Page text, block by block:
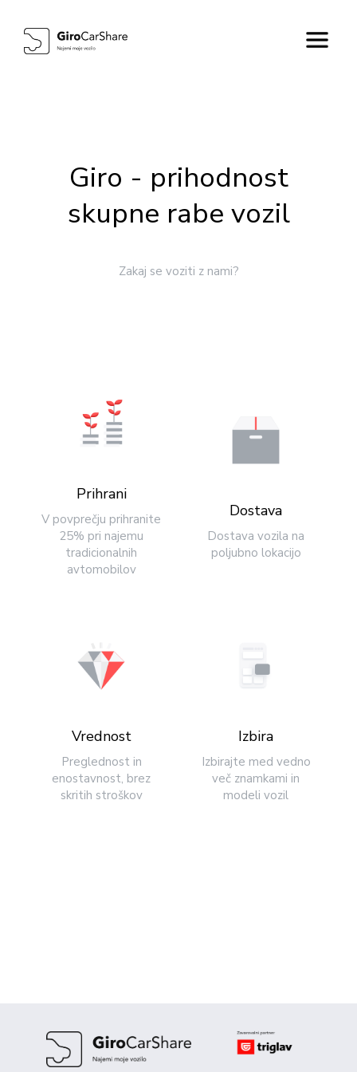
Giro - prihodnost
skupne rabe vozil
Zakaj se voziti z nami?
Prihrani
V povprečju prihranite
25% pri najemu
tradicionalnih
avtomobilov
Dostava
Dostava vozila na
poljubno lokacijo
Vrednost
Preglednost in
enostavnost, brez
skritih stroškov
Izbira
Izbirajte med vedno
več znamkami in
modeli vozil